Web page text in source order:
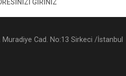
Cad. No:13 Sirkeci /İstanbul